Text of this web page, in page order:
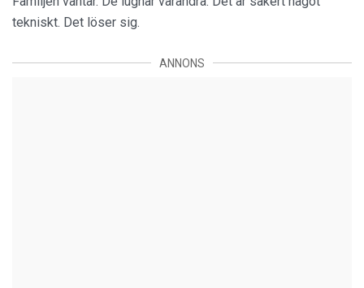
tekniskt. Det löser sig.
ANNONS